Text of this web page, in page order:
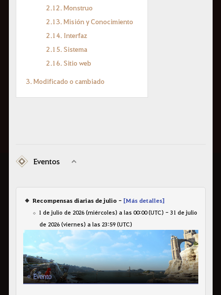
2.12. Monstruo
2.13. Misión y Conocimiento
2.14. Interfaz
2.15. Sistema
2.16. Sitio web
3. Modificado o cambiado
Eventos
Recompensas diarias de julio - [Más detalles]
1 de julio de 2026 (miércoles) a las 00:00 (UTC) - 31 de julio
de 2026 (viernes) a las 23:59 (UTC)